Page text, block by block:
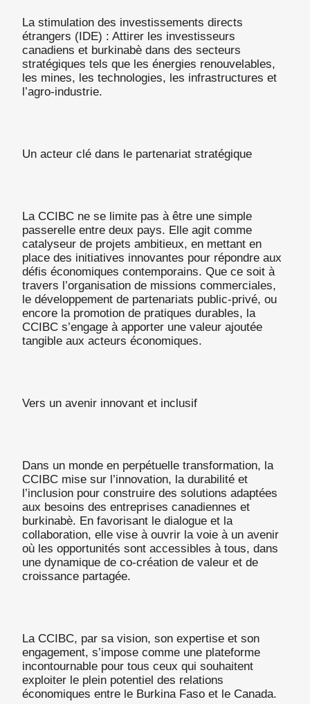
La stimulation des investissements directs
étrangers (IDE) : Attirer les investisseurs
canadiens et burkinabè dans des secteurs
stratégiques tels que les énergies renouvelables,
les mines, les technologies, les infrastructures et
l’agro-industrie.
Un acteur clé dans le partenariat stratégique
La CCIBC ne se limite pas à être une simple
passerelle entre deux pays. Elle agit comme
catalyseur de projets ambitieux, en mettant en
place des initiatives innovantes pour répondre aux
défis économiques contemporains. Que ce soit à
travers l’organisation de missions commerciales,
le développement de partenariats public-privé, ou
encore la promotion de pratiques durables, la
CCIBC s’engage à apporter une valeur ajoutée
tangible aux acteurs économiques.
Vers un avenir innovant et inclusif
Dans un monde en perpétuelle transformation, la
CCIBC mise sur l’innovation, la durabilité et
l’inclusion pour construire des solutions adaptées
aux besoins des entreprises canadiennes et
burkinabè. En favorisant le dialogue et la
collaboration, elle vise à ouvrir la voie à un avenir
où les opportunités sont accessibles à tous, dans
une dynamique de co-création de valeur et de
croissance partagée.
La CCIBC, par sa vision, son expertise et son
engagement, s’impose comme une plateforme
incontournable pour tous ceux qui souhaitent
exploiter le plein potentiel des relations
économiques entre le Burkina Faso et le Canada.